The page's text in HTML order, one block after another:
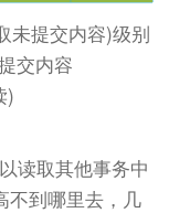
未提交内容)级别
交内容
)
读取其他事务中
不到哪里去，几